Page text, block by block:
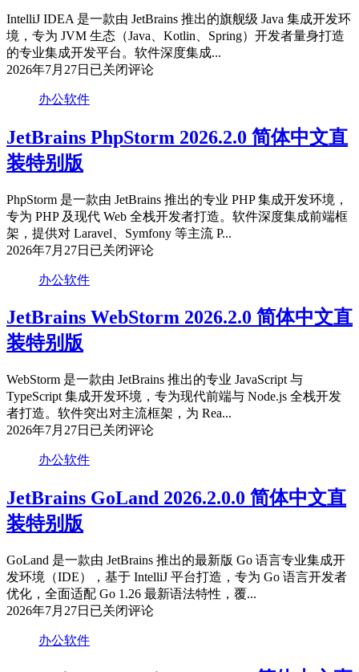
装
特
别
版
IntelliJ IDEA 是一款由 JetBrains 推出的旗舰级 Java 集成开发环
境，专为 JVM 生态（Java、Kotlin、Spring）开发者量身打造
的专业集成开发平台。软件深度集成...
2026年7月27日 Jetbrains
IDEA
文
特
别
版
已关闭评论
办公软件
JetBrains PhpStorm 2026.2.0 简体中文直
装特别版
PhpStorm 是一款由 JetBrains 推出的专业 PHP 集成开发环境，
专为 PHP 及现代 Web 全栈开发者打造。软件深度集成前端框
架，提供对 Laravel、Symfony 等主流 P...
2026年7月27日 JetBrains
2026.2.0
体
中
装
特
别
版
已关闭评论
办公软件
JetBrains WebStorm 2026.2.0 简体中文直
装特别版
WebStorm 是一款由 JetBrains 推出的专业 JavaScript 与
TypeScript 集成开发环境，专为现代前端与 Node.js 全栈开发
者打造。软件突出对主流框架，为 Rea...
2026年7月27日 JetBrains
2026.2.0
体
中
装
别
版
已关闭评论
办公软件
JetBrains GoLand 2026.2.0.0 简体中文直
装特别版
GoLand 是一款由 JetBrains 推出的最新版 Go 语言专业集成开
发环境（IDE），基于 IntelliJ 平台打造，专为 Go 语言开发者
优化，全面适配 Go 1.26 最新语法特性，覆...
2026年7月27日 JetBrains
2026.2.0.0
已关闭评论
办公软件